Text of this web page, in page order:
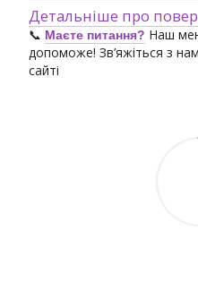
Детальніше про
📞 Маєте питання? Наш
допоможе! Зв’яжіться з
сайті